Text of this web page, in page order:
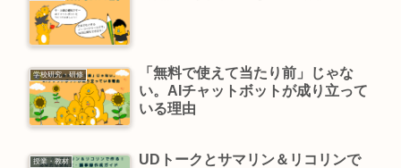
学校研究・研修
「無料で使えて当たり前」じゃな
い。AIチャットボットが成り立って
いる理由
授業・教材
UDトークとサマリン＆リコリンで